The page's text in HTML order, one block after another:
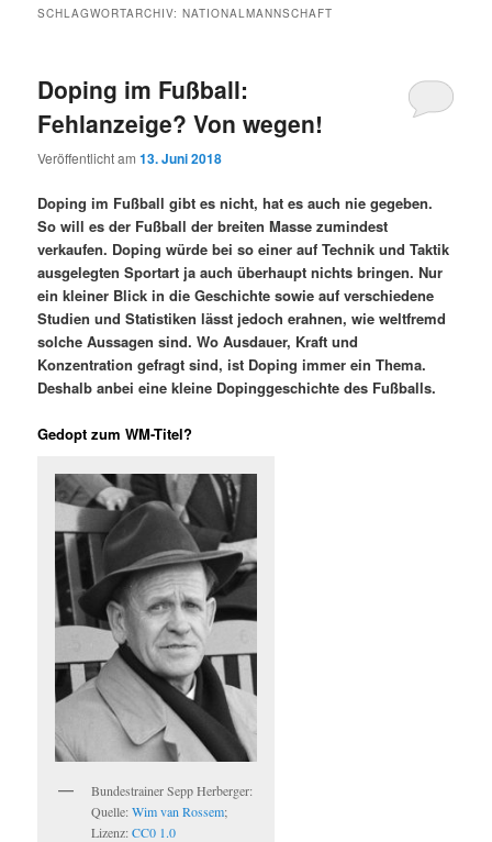
SCHLAGWORTARCHIV:NATIONALMANNSCHAFT
Doping im Fußball:
Fehlanzeige? Von wegen!
Veröffentlicht am13. Juni 2018
Doping im Fußball gibt es nicht, hat es auch nie gegeben.
So will es der Fußball der breiten Masse zumindest
verkaufen. Doping würde bei so einer auf Technik und Taktik
ausgelegten Sportart ja auch überhaupt nichts bringen. Nur
ein kleiner Blick in die Geschichte sowie auf verschiedene
Studien und Statistiken lässt jedoch erahnen, wie weltfremd
solche Aussagen sind. Wo Ausdauer, Kraft und
Konzentration gefragt sind, ist Doping immer ein Thema.
Deshalb anbei eine kleine Dopinggeschichte des Fußballs.
Gedopt zum WM-Titel?
Bundestrainer Sepp Herberger:
Quelle:Wim van Rossem;
Lizenz:CC0 1.0